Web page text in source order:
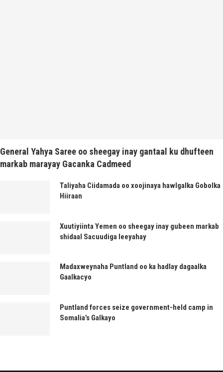
General Yahya Saree oo sheegay inay gantaal ku dhufteen
markab marayay Gacanka Cadmeed
Taliyaha Ciidamada oo xoojinaya hawlgalka Gobolka
Hiiraan
Xuutiyiinta Yemen oo sheegay inay gubeen markab
shidaal Sacuudiga leeyahay
Madaxweynaha Puntland oo ka hadlay dagaalka
Gaalkacyo
Puntland forces seize government-held camp in
Somalia’s Galkayo